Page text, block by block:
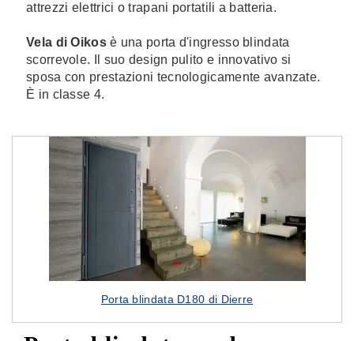
attrezzi elettrici o trapani portatili a batteria.
Vela di Oikosè una porta d'ingresso blindata
scorrevole. Il suo design pulito e innovativo si
sposa con prestazioni tecnologicamente avanzate.
È in classe 4.
Porta blindata D180 di Dierre